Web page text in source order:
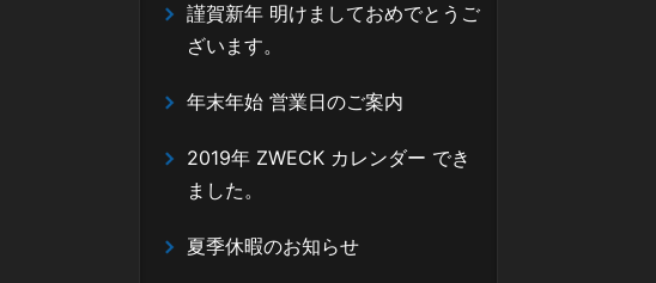
謹賀新年 明けましておめでとうご
ざいます。
年末年始 営業日のご案内
2019年 ZWECK カレンダー でき
ました。
夏季休暇のお知らせ